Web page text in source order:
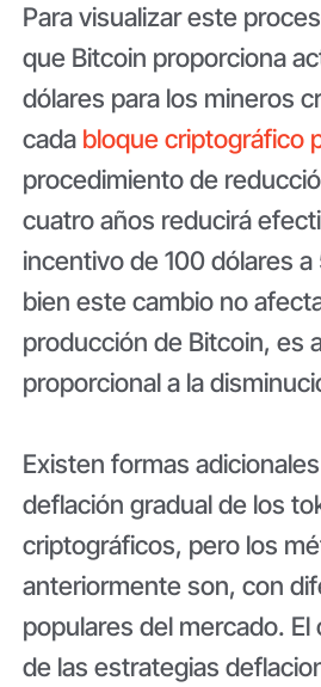
Para visualizar este
que Bitcoin proporciona
dólares para los mineros
cada bloque criptográfico
procedimiento de
cuatro años reducirá
incentivo de 100 dólares
bien este cambio no
producción de Bitcoin, es
proporcional a la
Existen formas
deflación gradual de los
criptográficos, pero los
anteriormente son, con
populares del mercado.
de las estrategias